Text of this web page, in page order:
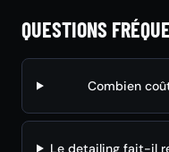
QUESTIONS
Combien
Le detailing fait-il